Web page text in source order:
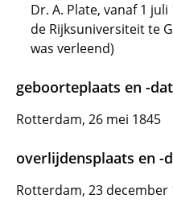
Dr. A. Plate, vanaf 1
de Rijksuniversiteit te
was verleend)
geboorteplaats en -
Rotterdam, 26 mei 1845
overlijdensplaats en -
Rotterdam, 23 december